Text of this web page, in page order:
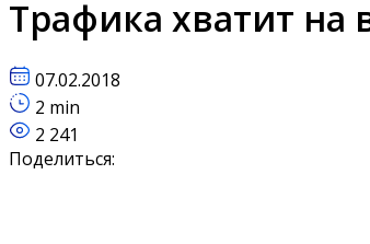
Трафика хватит на
07.02.2018
2 min
2 241
Поделиться: